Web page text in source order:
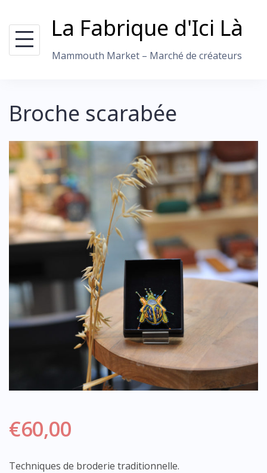
to
content
La Fabrique d'Ici Là
Mammouth Market – Marché de créateurs
Broche scarabée
€60,00
Techniques de broderie traditionnelle.